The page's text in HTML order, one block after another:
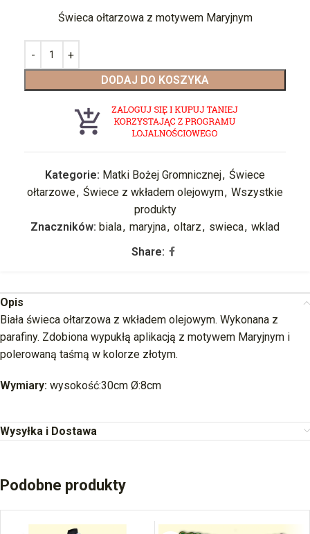
Świeca ołtarzowa z motywem Maryjnym
DODAJ DO KOSZYKA
Kategorie: Matki Bożej Gromnicznej, Świece
ołtarzowe, Świece z wkładem olejowym, Wszystkie
produkty
Znaczników: biala, maryjna, oltarz, swieca, wklad
Share:
Opis
Biała świeca ołtarzowa z wkładem olejowym. Wykonana z
parafiny. Zdobiona wypukłą aplikacją z motywem Maryjnym i
polerowaną taśmą w kolorze złotym.
Wymiary: wysokość:30cm Ø:8cm
Wysyłka i Dostawa
Podobne produkty